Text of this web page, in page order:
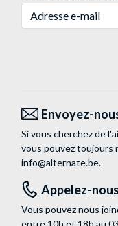
Envoyez-
Si vous cherchez de
vous pouvez toujours
info@alternate.be.
Appelez-nous
Vous pouvez nous